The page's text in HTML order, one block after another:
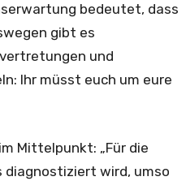
bedeutet, dass
gibt es
und
Ihr müsst euch um eure
Mittelpunkt: „Für die
diagnostiziert wird, umso